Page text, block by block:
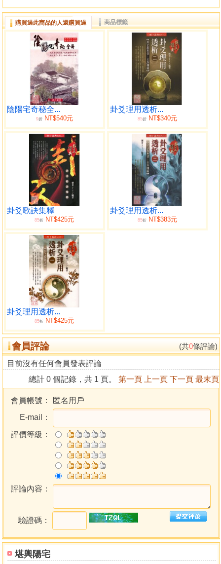
堪輿陽宅
在 後面萬年曆前排，期使讀者得此一書，獲窺一目了然，書
中為證實 斯學之理論。為實例並藉先輩人士芳名，然而事先
未曾徵求其本人 或家屬之承諾，甚感歉意，欠禮之處，尚祈
海宥是盼，出書在即， 錯誤在所難免，尚希望先進賜教，承
幾位好友在百忙中賜予校正得 以減少文字文詞之錯誤。茲謹
表謝意！
著作者聖筆群垣
王文勢
著作者近影
康聖堂姓名學之特論
名之重要廣東有俗語
姓名學數理及五行五常
姓名學六格象法之流年靈動運
姓名六格剖象法
姓名和天星五行相生之好處
富社×運之內格例證
富人情味之外格例證
梅開二度成怨婦
姓名雜談
三才天格央格地格同一五行之誘道關係
店行號擇秘訣
姓配合名重要性
姓配合名之特性
二劃姓配合名之靈性
至二十四劃姓配合名之靈性
五刪方向節氣八卦方位
十天干陰陽八卦方位
十二地支所屬生肖及陰陽八方位
十二時辰與十二地支對照表
十二時辰和人體十二經絡之靈意
曆學上時刻的常識講座
八字與四柱之起法
五虎遁年上起月捷訣
五鼠遁日上起時捷訣
起天干六神捷訣
地支六神檢查表
星辰檢查表
十二月建
推胎元法
推胎息法
購買過此商品的人還購買過 商品標籤
陰陽宅奇秘全...
9折NT$540元
卦爻理用透析...
85折NT$340元
卦爻歌訣集釋
85折 NT$425元
卦爻理用透析...
85折NT$383元
卦爻理用透析...
85折 NT$425元
會員評論 (共0條評論)
目前沒有任何會員發表評論
總計 0 個記錄，共 1 頁。 第一頁 上一頁 下一頁 最末頁
會員帳號：
匿名用戶
E-mail：
評價等級：
評論內容：
驗證碼：